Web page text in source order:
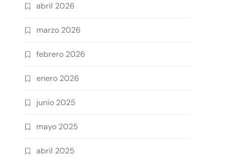
abril 2026
marzo 2026
febrero 2026
enero 2026
junio 2025
mayo 2025
abril 2025